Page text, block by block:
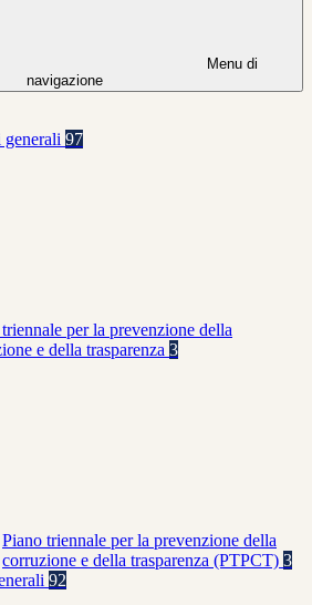
Menu di
navigazione
97
per la prevenzione della
e della trasparenza 3
Piano triennale per la prevenzione della
corruzione e della trasparenza (PTPCT) 3
92